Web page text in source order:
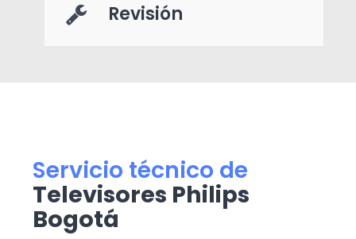
Revisión
Servicio técnico de
Televisores Philips
Bogotá